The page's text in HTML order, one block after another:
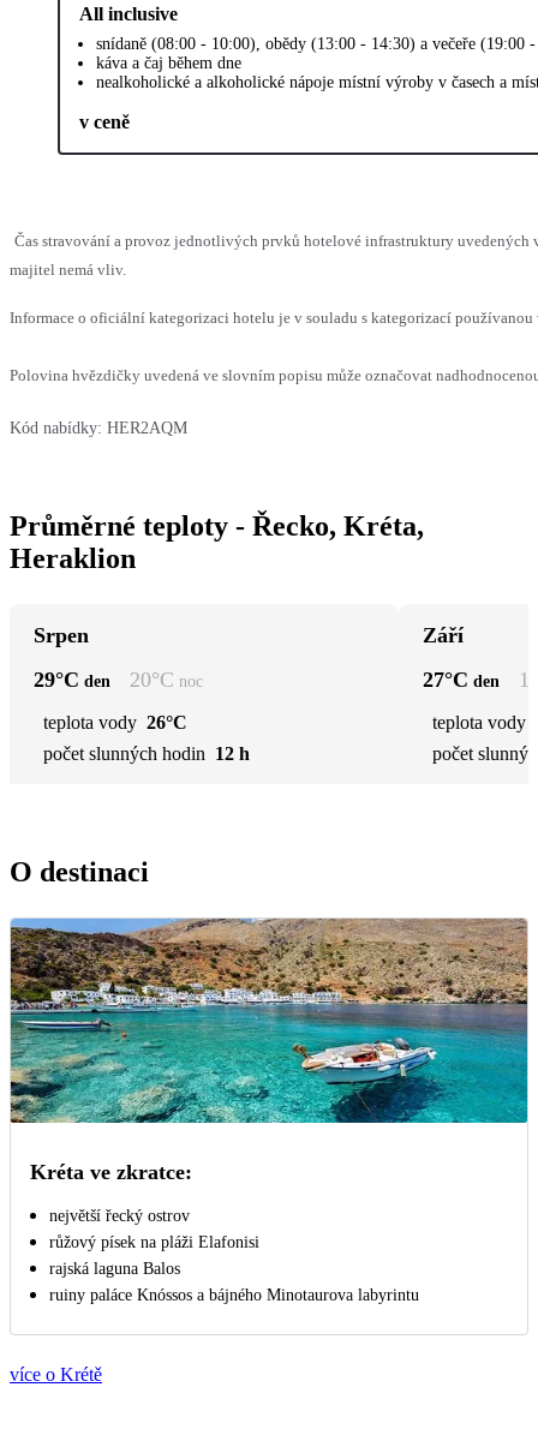
All inclusive
snídaně (08:00 - 10:00), obědy (13:00 - 14:30) a večeře (19:00
káva a čaj během dne
nealkoholické a alkoholické nápoje místní výroby v časech a
v ceně
Čas stravování a provoz jednotlivých prvků hotelové infrastruktury uvedených
majitel nemá vliv.
Informace o oficiální kategorizaci hotelu je v souladu s kategorizací
Polovina hvězdičky uvedená ve slovním popisu může označovat
Kód nabídky: HER2AQM
Průměrné teploty - Řecko, Kréta,
Heraklion
Srpen
29°C den 20°C noc
teplota vody 26°C
počet slunných hodin 12 h
Září
27°C den
teplota vody
počet
O destinaci
Kréta ve zkratce:
největší řecký ostrov
růžový písek na pláži Elafonisi
rajská laguna Balos
ruiny paláce Knóssos a bájného Minotaurova labyrintu
více o Krétě